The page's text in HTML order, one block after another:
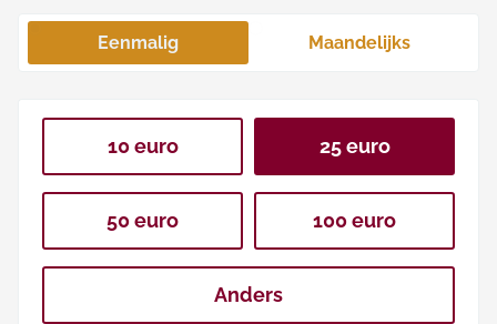
Eenmalig Maandelijks
10 euro 25 euro
50 euro 100 euro
Anders